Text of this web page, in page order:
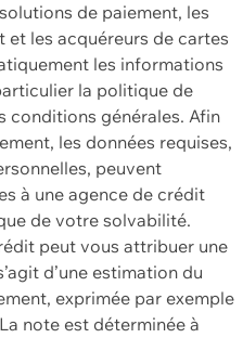
de paiement, les
les acquéreurs de cartes
les informations
la politique de
conditions générales. Afin
les données requises,
peuvent
à une agence de crédit
de votre solvabilité.
peut vous attribuer une
d’une estimation du
exprimée par exemple
note est déterminée à